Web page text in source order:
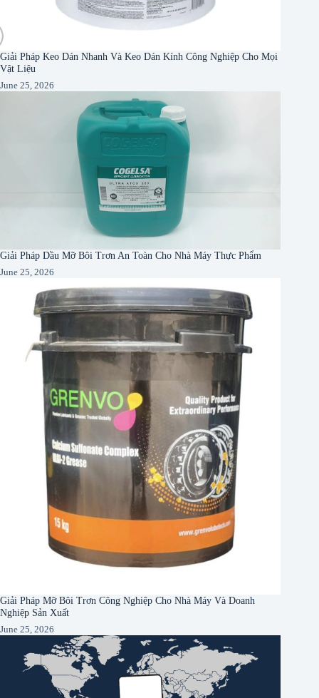
Giải Pháp Keo Dán Nhanh Và Keo Dán Kính Công Nghiệp Cho Mọi
Vật Liệu
June 25, 2026
Giải Pháp Dầu Mỡ Bôi Trơn An Toàn Cho Nhà Máy Thực Phẩm
June 25, 2026
Giải Pháp Mỡ Bôi Trơn Công Nghiệp Cho Nhà Máy Và Doanh
Nghiệp Sản Xuất
June 25, 2026